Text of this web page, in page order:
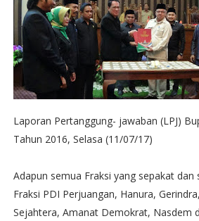
Laporan Pertanggung- jawaban (LPJ)
Tahun 2016, Selasa (11/07/17)
Adapun semua Fraksi yang sepakat
Fraksi PDI Perjuangan, Hanura,
Sejahtera, Amanat Demokrat, Nasdem